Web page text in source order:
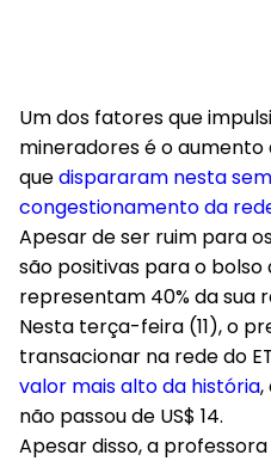
Um dos fatores que
mineradores é o aumento
quedispararam nesta
congestionamento da
Apesar de ser ruim para
são positivas para o bolso
representam 40% da sua
Nesta terça-feira (11), o
transacionar na rede do
valor mais alto da história,
não passou de US$ 14.
Apesar disso, a